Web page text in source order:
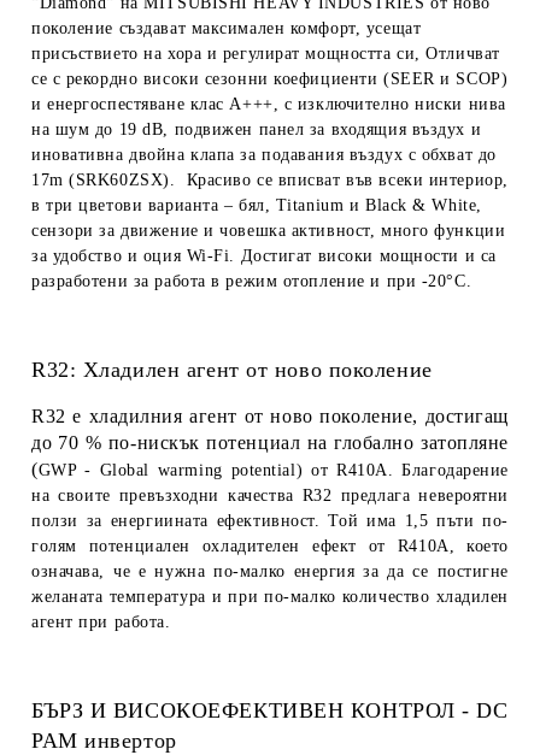
поколение създават максимален комфорт, усещат
присъствието на хора и регулират мощността си, Отличват
се с рекордно високи сезонни коефициенти (SEER и SCOP)
и енергоспестяване клас A+++, с изключително ниски нива
на шум до 19 dB, подвижен панел за входящия въздух и
иновативна двойна клапа за подавания въздух с обхват до
17m (SRK60ZSX). Красиво се вписват във всеки интериор,
в три цветови варианта – бял, Titanium и Black & White,
сензори за движение и човешка активност, много функции
за удобство и оция Wi-Fi. Достигат високи мощности и са
разработени за работа в режим отопление и при -20°C.
R32: Хладилен агент от ново поколение
R32 е хладилния агент от ново поколение, достигащ
до 70 % по-нискък потенциал на глобално затопляне
(GWP - Global warming potential) от R410A. Благодарение
на своите превъзходни качества R32 предлага невероятни
ползи за енергиината ефективност. Той има 1,5 пъти по-
голям потенциален охладителен ефект от R410A, което
означава, че е нужна по-малко енергия за да се постигне
желаната температура и при по-малко количество хладилен
агент при работа.
БЪРЗ И ВИСОКОЕФЕКТИВЕН КОНТРОЛ - DC
PAM инвертор